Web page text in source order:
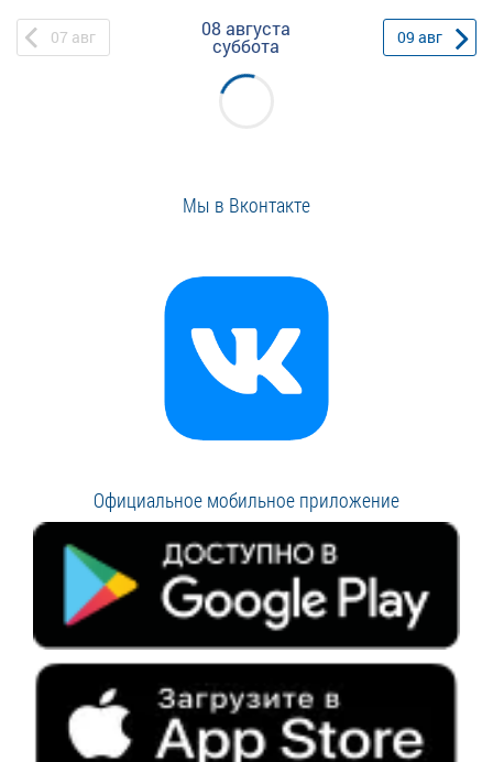
07 авг 08 августа
суббота 09 авг
Мы в Вконтакте
Официальное мобильное приложение